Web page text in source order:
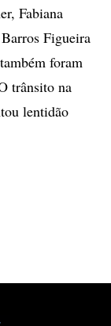
Fabiana
Figueira
foram
trânsito na
lentidão